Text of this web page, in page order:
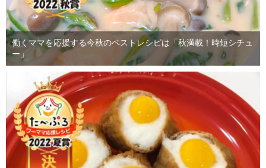
働くママを応援する今秋のベストレシピは「秋満載！時短シチュ
ー」